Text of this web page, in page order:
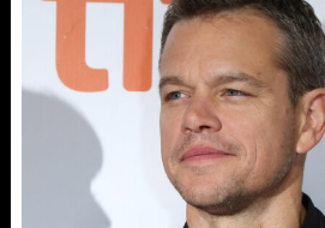
VIP
TRENDY
KULTURA
JAK NALADIT